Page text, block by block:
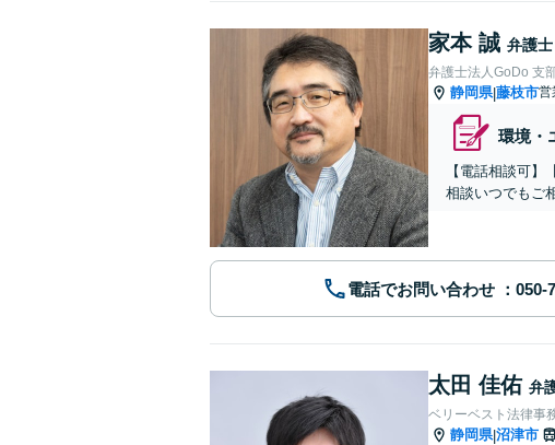
家本 誠 弁護士
弁護士法人GoDo 支
静岡県|藤枝市営
環境・
【電話相談可
相談いつでもご
電話でお問い合わせ
太田 佳佑 弁
ベリーベスト法律事
静岡県|沼津市